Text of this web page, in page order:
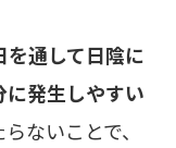
を通して日陰に
発生しやすい
ないことで、